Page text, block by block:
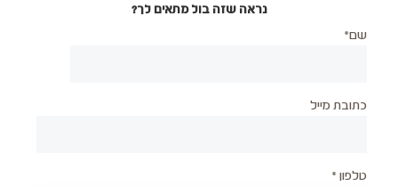
נראה שזה בול מתאים לך?
שם*
כתובת מייל
טלפון *